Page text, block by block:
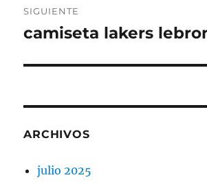
SIGUIENTE
Entrada
camiseta lakers
ARCHIVOS
julio 2025